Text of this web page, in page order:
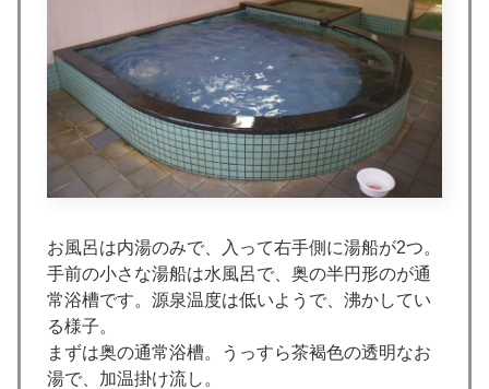
お風呂は内湯のみで、入って右手側に湯船が2つ。
手前の小さな湯船は水風呂で、奥の半円形のが通
常浴槽です。源泉温度は低いようで、沸かしてい
る様子。
まずは奥の通常浴槽。うっすら茶褐色の透明なお
湯で、加温掛け流し。